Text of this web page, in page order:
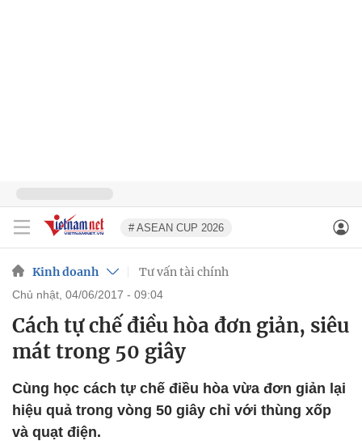
# ASEAN CUP 2026
Kinh doanh Tư vấn tài chính
chủ nhật, 04/06/2017 - 09:04
Cách tự chế điều hòa đơn giản, siêu
mát trong 50 giây
Cùng học cách tự chế điều hòa vừa đơn giản lại
hiệu quả trong vòng 50 giây chỉ với thùng xốp
và quạt điện.